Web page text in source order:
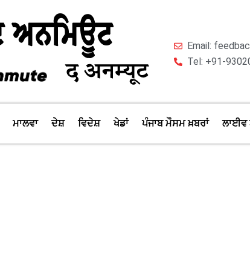
Email:
Tel: +91-
ਮਾਲਵਾ ਦੇਸ਼ ਵਿਦੇਸ਼ ਖੇਡਾਂ ਪੰਜਾਬ ਮੌਸਮ ਖ਼ਬਰਾਂ ਲਾਈਵ